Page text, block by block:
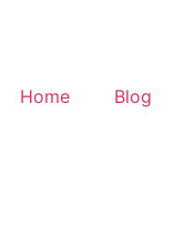
Home Blog